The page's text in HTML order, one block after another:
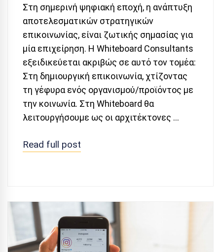
Στη σημερινή ψηφιακή εποχή, η ανάπτυξη
αποτελεσματικών στρατηγικών
επικοινωνίας, είναι ζωτικής σημασίας για
μία επιχείρηση. Η Whiteboard Consultants
εξειδικεύεται ακριβώς σε αυτό τον τομέα:
Στη δημιουργική επικοινωνία, χτίζοντας
τη γέφυρα ενός οργανισμού/προϊόντος με
την κοινωνία. Στη Whiteboard θα
λειτουργήσουμε ως οι αρχιτέκτονες …
Read full post